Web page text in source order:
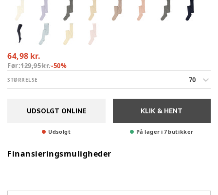
64,98 kr.
Før:129,95 kr.-50%
STØRRELSE 70
UDSOLGT ONLINE
Udsolgt
KLIK & HENT
På lager i 7 butikker
Finansieringsmuligheder